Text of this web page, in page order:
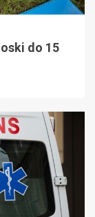
do 15